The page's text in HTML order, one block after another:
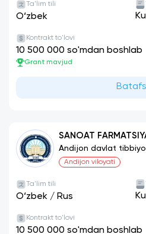
Ta'lim tili
O‘zbek
Kontrakt to'lovi
10 500 000 so'mdan boshlab
Grant mavjud
SANOAT
Andijon davlat
Andijon viloyati
Ta'lim tili
O‘zbek / Rus
Kontrakt to'lovi
10 500 000 so'mdan boshlab